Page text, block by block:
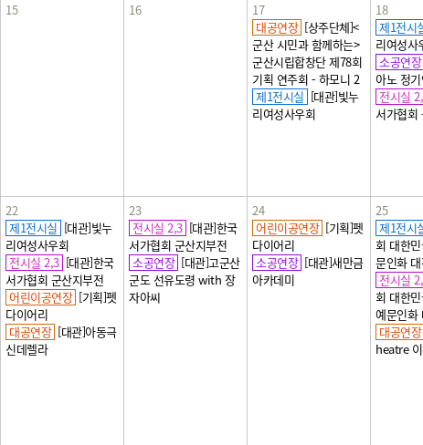
15 16
17
대공연장 [상주단체]<
군산 시민과 함께하는>
군산시립합창단 제78회
기획 연주회 - 하모니 2
제1전시실 [대관]빛누
리여성사우회
18
제1전시
리여성사
소공연장
아노 정
전시실
서가협회
22
제1전시실 [대관]빛누
리여성사우회
전시실 2,3 [대관]한국
서가협회 군산지부전
어린이공연장 [기획]펫
다이어리
대공연장 [대관]아동극
신데렐라
23
전시실 2,3 [대관]한국
서가협회 군산지부전
소공연장 [대관]고군산
군도 선유도령 with 장
자아씨
24
어린이공연장 [기획]펫
다이어리
소공연장 [대관]새만금
아카데미
25
제1전시
회 대한
문인화
전시실
회 대한
예문인화
대공연장
heatre